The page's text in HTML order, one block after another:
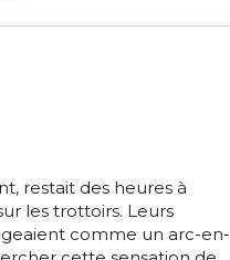
restait des heures à
les trottoirs. Leurs
comme un arc-en-